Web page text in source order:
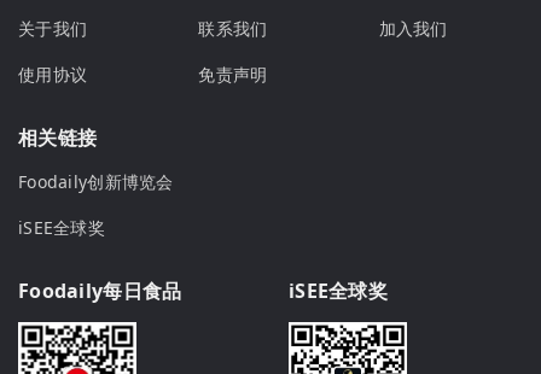
关于我们 联系我们
加入我们
使用协议
免责声明
相关链接
Foodaily创新博览会
iSEE全球奖
Foodaily每日食品 iSEE全球奖